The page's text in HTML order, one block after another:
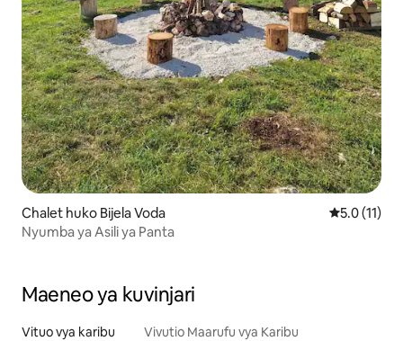
Chalet huko Bijela Voda Ukadiriaji
5.0 (11)
Nyumba ya Asili ya Panta
Maeneo ya kuvinjari
Vituo vya karibu Vivutio Maarufu vya Karibu